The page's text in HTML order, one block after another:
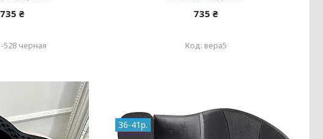
735 ₴
528 черная
735 ₴
вера5
36-41р.